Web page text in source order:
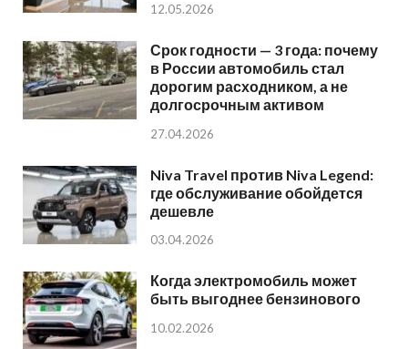
12.05.2026
Срок годности — 3 года: почему
в России автомобиль стал
дорогим расходником, а не
долгосрочным активом
27.04.2026
Niva Travel против Niva Legend:
где обслуживание обойдется
дешевле
03.04.2026
Когда электромобиль может
быть выгоднее бензинового
10.02.2026